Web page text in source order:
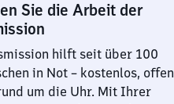
Sie die Arbeit der
hilft seit über 100
in Not – kostenlos, offen
um die Uhr. Mit Ihrer